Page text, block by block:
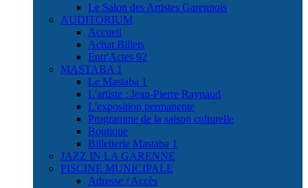
Le Salon des Artistes Garennois
AUDITORIUM
Accueil
Achat Billets
Entr'Actes 92
MASTABA 1
Le Mastaba 1
L'artiste : Jean-Pierre Raynaud
L'exposition permanente
Programme de la saison culturelle
Boutique
Billetterie Mastaba 1
JAZZ IN LA GARENNE
PISCINE MUNICIPALE
Adresse / Accès